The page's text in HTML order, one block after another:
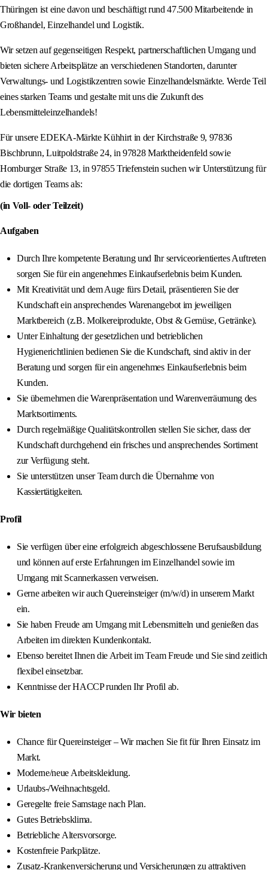
Thüringen ist eine davon und beschäftigt rund 47.500 Mitarbeitende in
Großhandel, Einzelhandel und Logistik.
Wir setzen auf gegenseitigen Respekt, partnerschaftlichen Umgang und
bieten sichere Arbeitsplätze an verschiedenen Standorten, darunter
Verwaltungs- und Logistikzentren sowie Einzelhandelsmärkte. Werde Teil
eines starken Teams und gestalte mit uns die Zukunft des
Lebensmitteleinzelhandels!
Für unsere EDEKA-Märkte Kühhirt in der Kirchstraße 9, 97836
Bischbrunn, Luitpoldstraße 24, in 97828 Marktheidenfeld sowie
Homburger Straße 13, in 97855 Triefenstein suchen wir Unterstützung für
die dortigen Teams als:
(in Voll- oder Teilzeit)
Aufgaben
Durch Ihre kompetente Beratung und Ihr serviceorientiertes Auftreten
sorgen Sie für ein angenehmes Einkaufserlebnis beim Kunden.
Mit Kreativität und dem Auge fürs Detail, präsentieren Sie der
Kundschaft ein ansprechendes Warenangebot im jeweiligen
Marktbereich (z.B. Molkereiprodukte, Obst & Gemüse, Getränke).
Unter Einhaltung der gesetzlichen und betrieblichen
Hygienerichtlinien bedienen Sie die Kundschaft, sind aktiv in der
Beratung und sorgen für ein angenehmes Einkaufserlebnis beim
Kunden.
Sie übernehmen die Warenpräsentation und Warenverräumung des
Marktsortiments.
Durch regelmäßige Qualitätskontrollen stellen Sie sicher, dass der
Kundschaft durchgehend ein frisches und ansprechendes Sortiment
zur Verfügung steht.
Sie unterstützen unser Team durch die Übernahme von
Kassiertätigkeiten.
Profil
Sie verfügen über eine erfolgreich abgeschlossene Berufsausbildung
und können auf erste Erfahrungen im Einzelhandel sowie im
Umgang mit Scannerkassen verweisen.
Gerne arbeiten wir auch Quereinsteiger (m/w/d) in unserem Markt
ein.
Sie haben Freude am Umgang mit Lebensmitteln und genießen das
Arbeiten im direkten Kundenkontakt.
Ebenso bereitet Ihnen die Arbeit im Team Freude und Sie sind zeitlich
flexibel einsetzbar.
Kenntnisse der HACCP runden Ihr Profil ab.
Wir bieten
Chance für Quereinsteiger – Wir machen Sie fit für Ihren Einsatz im
Markt.
Moderne/neue Arbeitskleidung.
Urlaubs-/Weihnachtsgeld.
Geregelte freie Samstage nach Plan.
Gutes Betriebsklima.
Betriebliche Altersvorsorge.
Kostenfreie Parkplätze.
Zusatz-Krankenversicherung und Versicherungen zu attraktiven